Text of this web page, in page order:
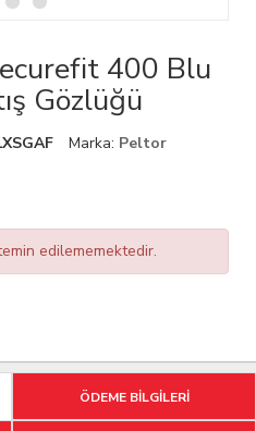
400 Blu
Gözlüğü
Marka: Peltor
edilememektedir.
ÖDEME BİLGİLERİ